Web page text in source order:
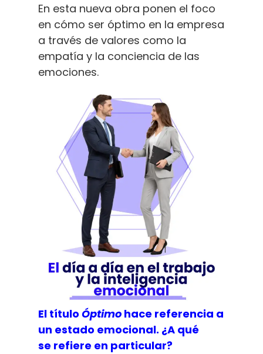
En esta nueva obra ponen el foco
en cómo ser óptimo en la empresa
a través de valores como la
empatía y la conciencia de las
emociones.
El título Óptimo hace referencia a
un estado emocional. ¿A qué
se refiere en particular?